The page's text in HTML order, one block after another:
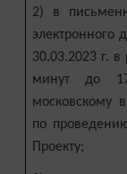
2) в
электронного
30.03.2023 г.
минут до
московскому
по
Проекту;